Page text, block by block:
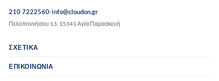
210 7222560 info@cloudon.gr
Πελοποννήσου 13, 15341 Αγία Παρασκευή
ΣΧΕΤΙΚΆ
ΕΠΙΚΟΙΝΩΝΊΑ